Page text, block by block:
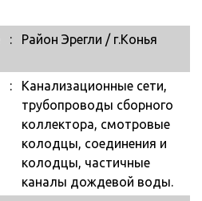
: Район Эрегли / г.Конья
:
Канализационные сети,
трубопроводы сборного
коллектора, смотровые
колодцы, соединения и
колодцы, частичные
каналы дождевой воды.